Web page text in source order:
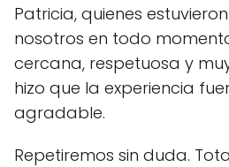
Patricia, quienes
nosotros en todo
cercana, respetuosa y
hizo que la experiencia
agradable.
Repetiremos sin duda.